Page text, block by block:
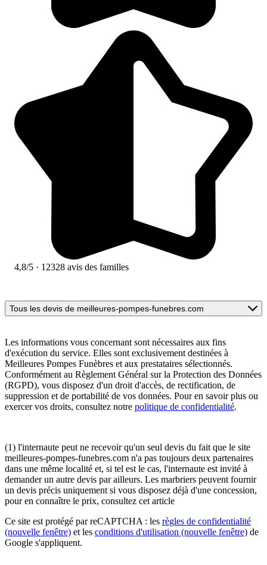
4,8/5 · 12328 avis des familles
Tous les devis de meilleures-pompes-funebres.com
Les informations vous concernant sont nécessaires aux fins
d'exécution du service. Elles sont exclusivement destinées à
Meilleures Pompes Funèbres et aux prestataires sélectionnés.
Conformément au Règlement Général sur la Protection des Données
(RGPD), vous disposez d'un droit d'accès, de rectification, de
suppression et de portabilité de vos données. Pour en savoir plus ou
exercer vos droits, consultez notre politique de confidentialité.
(1) l'internaute peut ne recevoir qu'un seul devis du fait que le site
meilleures-pompes-funebres.com n'a pas toujours deux partenaires
dans une même localité et, si tel est le cas, l'internaute est invité à
demander un autre devis par ailleurs. Les marbriers peuvent fournir
un devis précis uniquement si vous disposez déjà d'une concession,
pour en connaître le prix, consultez cet article
Ce site est protégé par reCAPTCHA : les règles de confidentialité
(nouvelle fenêtre) et les conditions d'utilisation (nouvelle fenêtre) de
Google s'appliquent.